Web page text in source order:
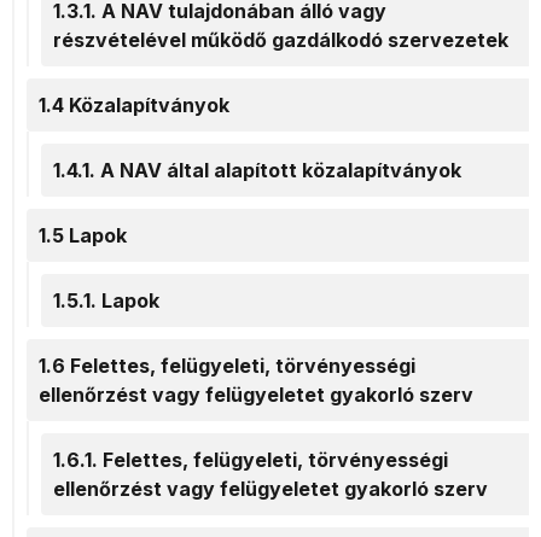
1.3.1. A NAV tulajdonában álló vagy
részvételével működő gazdálkodó szervezetek
1.4 Közalapítványok
1.4.1. A NAV által alapított közalapítványok
1.5 Lapok
1.5.1. Lapok
1.6 Felettes, felügyeleti, törvényességi
ellenőrzést vagy felügyeletet gyakorló szerv
1.6.1. Felettes, felügyeleti, törvényességi
ellenőrzést vagy felügyeletet gyakorló szerv